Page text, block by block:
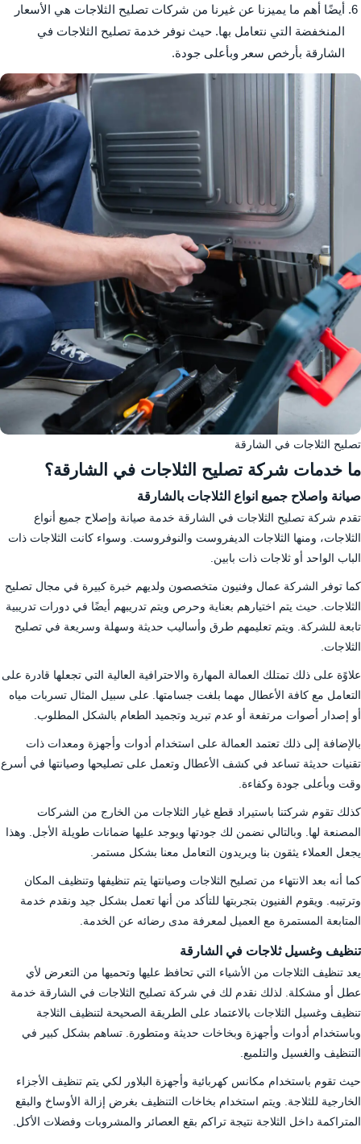
أيضًا أهم ما يميزنا عن غيرنا من شركات تصليح الثلاجات هي الأسعار
المنخفضة التي نتعامل بها. حيث نوفر خدمة تصليح الثلاجات في
الشارقة بأرخص سعر وبأعلى جودة.
تصليح الثلاجات في الشارقة
ما خدمات شركة تصليح الثلاجات في الشارقة؟
صيانة واصلاح جميع انواع الثلاجات بالشارقة
تقدم شركة تصليح الثلاجات في الشارقة خدمة صيانة وإصلاح جميع أنواع
الثلاجات، ومنها الثلاجات الديفروست والنوفروست. وسواء كانت الثلاجات ذات
الباب الواحد أو ثلاجات ذات بابين.
كما توفر الشركة عمال وفنيون متخصصون ولديهم خبرة كبيرة في مجال تصليح
الثلاجات. حيث يتم اختيارهم بعناية وحرص ويتم تدريبهم أيضًا في دورات تدريبية
تابعة للشركة. ويتم تعليمهم طرق وأساليب حديثة وسهلة وسريعة في تصليح
الثلاجات.
علاوًة على ذلك تمتلك العمالة المهارة والاحترافية العالية التي تجعلها قادرة على
التعامل مع كافة الأعطال مهما بلغت جسامتها. على سبيل المثال تسربات مياه
أو إصدار أصوات مرتفعة أو عدم تبريد وتجميد الطعام بالشكل المطلوب.
بالإضافة إلى ذلك تعتمد العمالة على استخدام أدوات وأجهزة ومعدات ذات
تقنيات حديثة تساعد في كشف الأعطال وتعمل على تصليحها وصيانتها في أسرع
وقت وبأعلى جودة وكفاءة.
كذلك تقوم شركتنا باستيراد قطع غيار الثلاجات من الخارج من الشركات
المصنعة لها. وبالتالي نضمن لك جودتها ويوجد عليها ضمانات طويلة الأجل. وهذا
يجعل العملاء يثقون بنا ويريدون التعامل معنا بشكل مستمر.
كما أنه بعد الانتهاء من تصليح الثلاجات وصيانتها يتم تنظيفها وتنظيف المكان
وترتيبه. ويقوم الفنيون بتجربتها للتأكد من أنها تعمل بشكل جيد ونقدم خدمة
المتابعة المستمرة مع العميل لمعرفة مدى رضائه عن الخدمة.
تنظيف وغسيل ثلاجات في الشارقة
يعد تنظيف الثلاجات من الأشياء التي تحافظ عليها وتحميها من التعرض لأي
عطل أو مشكلة. لذلك نقدم لك في شركة تصليح الثلاجات في الشارقة خدمة
تنظيف وغسيل الثلاجات بالاعتماد على الطريقة الصحيحة لتنظيف الثلاجة
وباستخدام أدوات وأجهزة وبخاخات حديثة ومتطورة. تساهم بشكل كبير في
التنظيف والغسيل والتلميع.
حيث تقوم باستخدام مكانس كهربائية وأجهزة البلاور لكي يتم تنظيف الأجزاء
الخارجية للثلاجة. ويتم استخدام بخاخات التنظيف بغرض إزالة الأوساخ والبقع
المتراكمة داخل الثلاجة نتيجة تراكم بقع العصائر والمشروبات وفضلات الأكل.